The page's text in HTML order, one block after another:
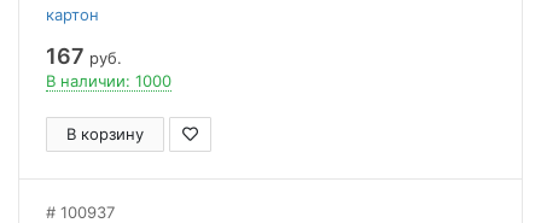
картон
167 руб.
В наличии: 1000
В корзину
100937